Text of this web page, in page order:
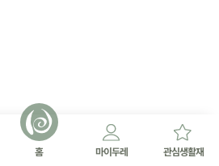
홈 마이두레 관심생활재